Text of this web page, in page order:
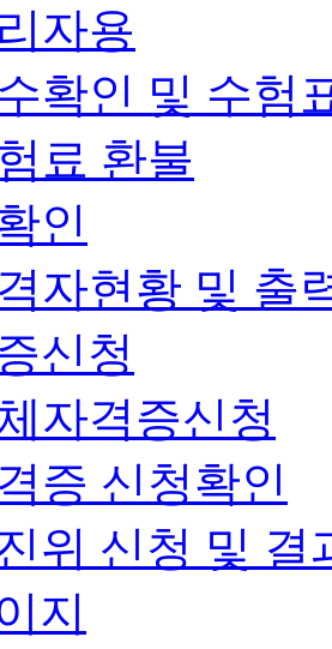
자용
확인 및 수험
료 환불
인
자현황 및 출
신청
자격증신청
증 신청확인
위 신청 및 결
지